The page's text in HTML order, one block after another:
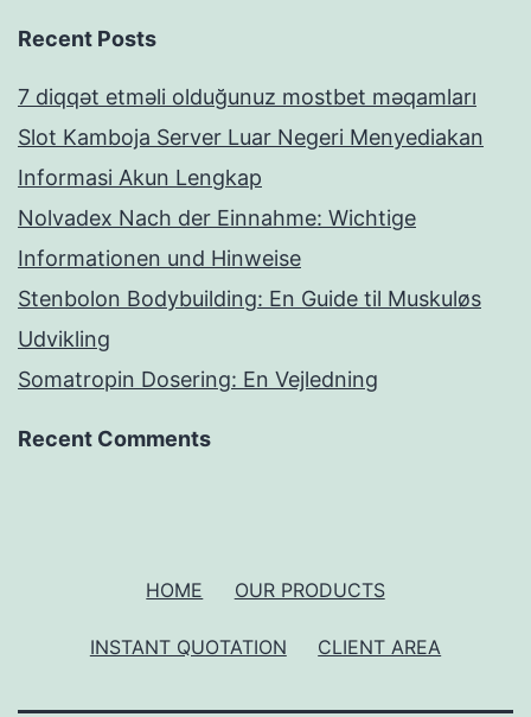
Recent Posts
7 diqqət etməli olduğunuz mostbet məqamları
Slot Kamboja Server Luar Negeri Menyediakan
Informasi Akun Lengkap
Nolvadex Nach der Einnahme: Wichtige
Informationen und Hinweise
Stenbolon Bodybuilding: En Guide til Muskuløs
Udvikling
Somatropin Dosering: En Vejledning
Recent Comments
HOME OUR PRODUCTS
INSTANT QUOTATION CLIENT AREA